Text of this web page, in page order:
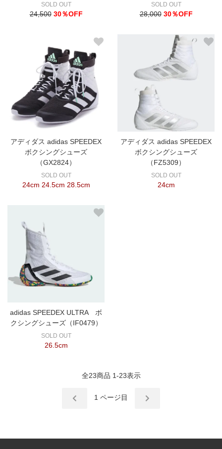
SOLD OUT
24,500 30％OFF
SOLD OUT
28,000 30％OFF
アディダス adidas SPEEDEX
ボクシングシューズ
（GX2824）
SOLD OUT
24cm 24.5cm 28.5cm
アディダス adidas SPEEDEX
ボクシングシューズ
（FZ5309）
SOLD OUT
24cm
adidas SPEEDEX ULTRA ボ
クシングシューズ（IF0479）
SOLD OUT
26.5cm
全23商品 1-23表示
1 ページ目